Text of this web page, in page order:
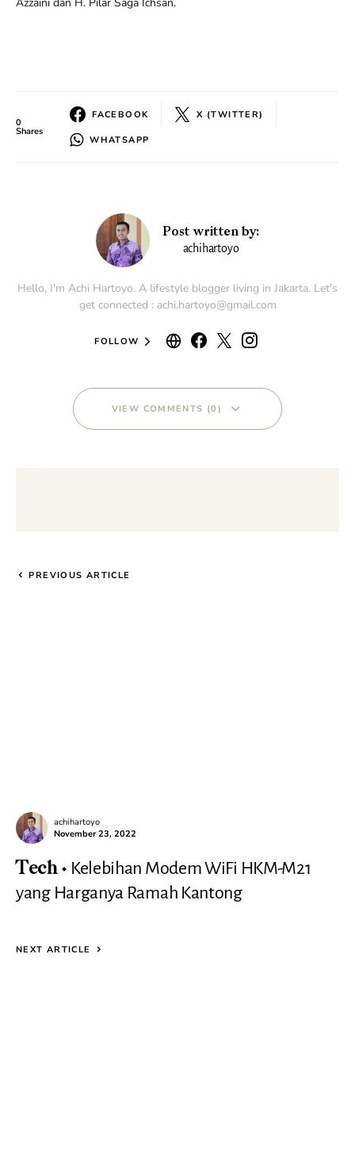
0
Shares
FACEBOOK X (TWITTER)
WHATSAPP
Post written by:
achihartoyo
Hello, I'm Achi Hartoyo. A lifestyle blogger living in Jakarta. Let's
get connected : achi.hartoyo@gmail.com
FOLLOW
VIEW COMMENTS (0)
PREVIOUS ARTICLE
achihartoyo
November 23, 2022
Tech
Kelebihan Modem WiFi HKM-M21
yang Harganya Ramah Kantong
NEXT ARTICLE